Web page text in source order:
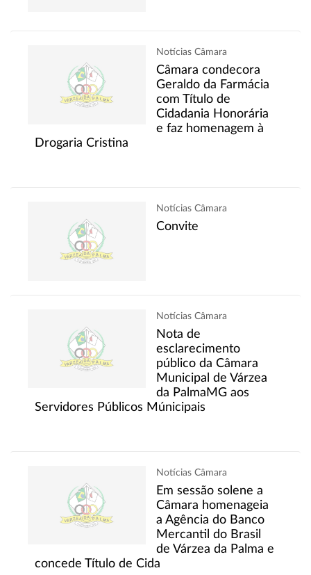
Notícias Câmara
Câmara condecora
Geraldo da Farmácia
com Título de
Cidadania Honorária
e faz homenagem à
Drogaria Cristina
Notícias Câmara
Convite
Notícias Câmara
Nota de
esclarecimento
público da Câmara
Municipal de Várzea
da PalmaMG aos
Servidores Públicos Múnicipais
Notícias Câmara
Em sessão solene a
Câmara homenageia
a Agência do Banco
Mercantil do Brasil
de Várzea da Palma e
concede Título de Cida